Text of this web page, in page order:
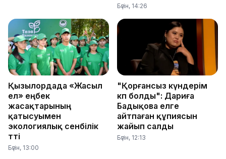
Бүгін, 14:26
Қызылордада «Жасыл
ел» еңбек
жасақтарының
қатысуымен
экологиялық сенбілік
өтті
Бүгін, 13:00
"Қорғансыз күндерім
көп болды": Дариға
Бадықова елге
айтпаған құпиясын
жайып салды
Бүгін, 12:13